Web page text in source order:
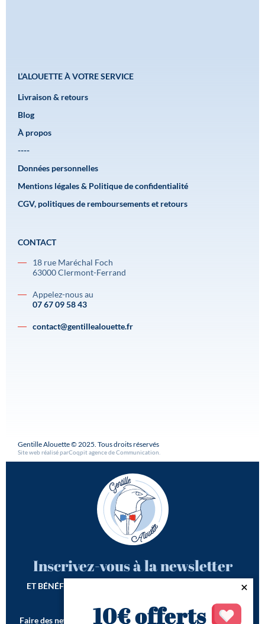
L’ALOUETTE À VOTRE SERVICE
Livraison & retours
Blog
À propos
----
Données personnelles
Mentions légales & Politique de confidentialité
CGV, politiques de remboursements et retours
CONTACT
18 rue Maréchal Foch
63000 Clermont-Ferrand
Appelez-nous au
07 67 09 58 43
contact@gentillealouette.fr
Gentille Alouette © 2025. Tous droits réservés
Site web réalisé parCoqpit agence de Communication
Inscrivez-vous à la newsletter
ET BÉNÉFICIEZ DE -10€ SUR VOTRE 1ÈRE COMMANDE*
Faire des newsletters incroyables est notre seconde vocation !
10€ offerts